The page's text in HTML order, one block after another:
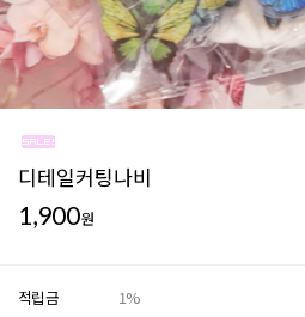
디테일커팅나비
1,900원
적립금
1%